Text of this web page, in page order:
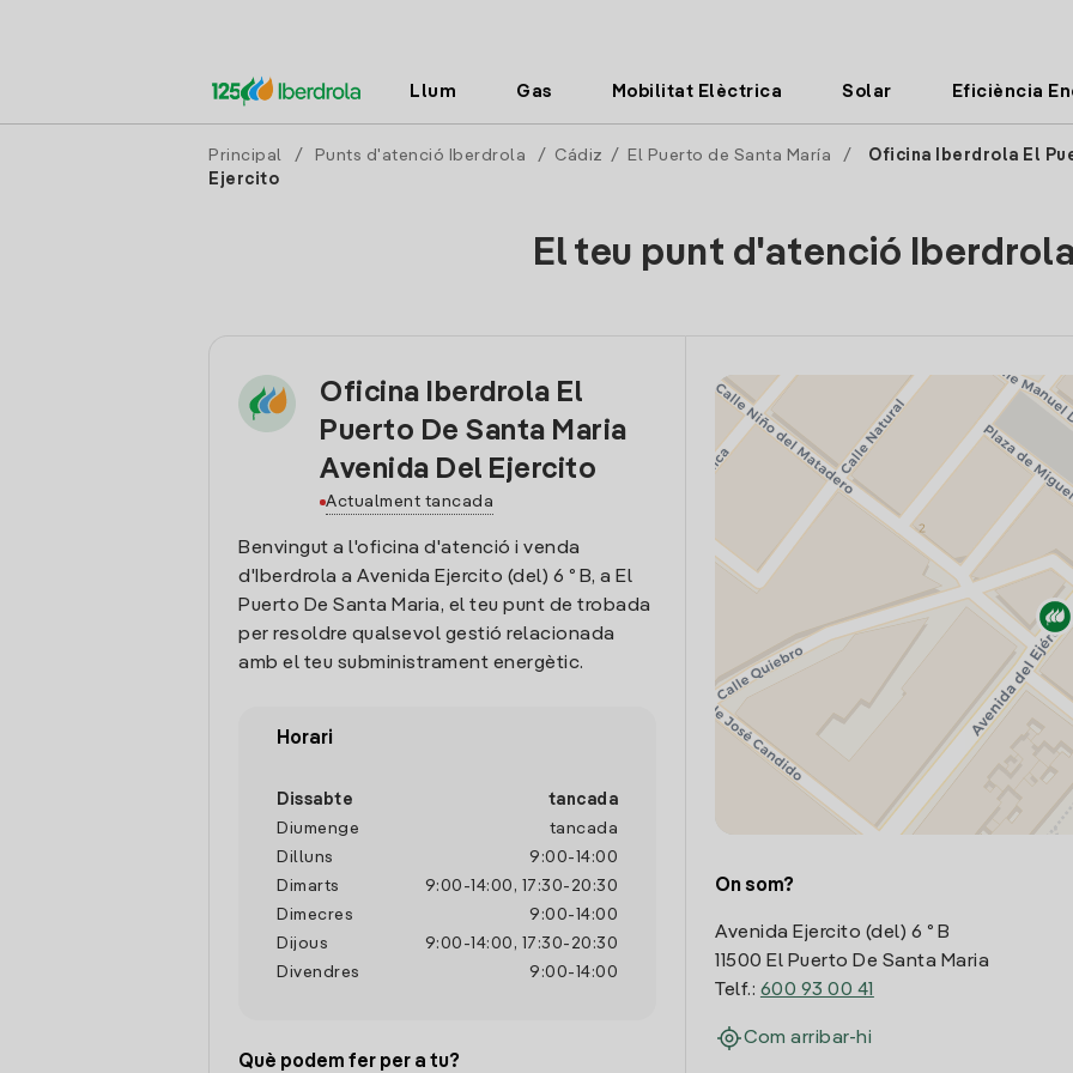
Llum Gas Mobilitat Elèctrica Solar Eficiència
Principal / Punts d'atenció Iberdrola / Cádiz / El Puerto de Santa María /
Oficina Iberdrola El
Ejercito
El teu punt d'atenció
Oficina Iberdrola El
Puerto De Santa Maria
Avenida Del Ejercito
Actualment tancada
Benvingut a l'oficina d'atenció i venda
d'Iberdrola a Avenida Ejercito (del) 6 º B, a El
Puerto De Santa Maria, el teu punt de trobada
per resoldre qualsevol gestió relacionada
amb el teu subministrament energètic.
Horari
Dissabte
tancada
Diumenge
tancada
Dilluns
9:00- 14:00
Dimarts
9:00 - 14:00 , 17:30- 20:30
Dimecres
9:00- 14:00
Dijous
9:00 - 14:00 , 17:30- 20:30
Divendres
9:00- 14:00
Què podem fer per a tu?
On som?
Avenida Ejercito (del) 6 º B
11500 El Puerto De Santa Maria
Telf.: 600 93 00 41
Com arribar-hi